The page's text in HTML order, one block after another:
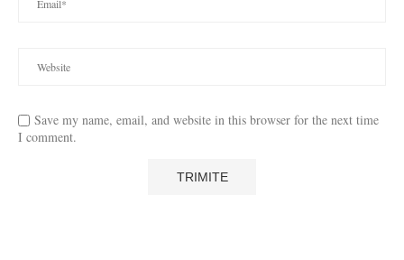
Save my name, email, and website in this browser for the next time
I comment.